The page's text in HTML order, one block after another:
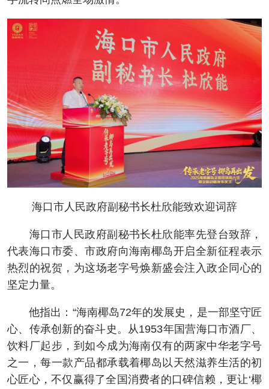
海口市人民政府副秘书长杜欣能致欢迎词辞
海口市人民政府副秘书长杜欣能率先登台致辞，
代表海口市委、市政府向海南椰岛开启全新征程表示
热烈的祝贺，为这场老字号焕新盛会注入政企同心的
坚定力量。
他指出：“海南椰岛72年的发展史，是一部坚守匠
心、传承创新的奋斗史。从1953年国营海口市酒厂、
饮料厂起步，到如今成为海南仅有的两家中华老字号
之一，每一款产品都承载着椰岛以天然滋养生活的初
心匠心，不仅赢得了全国消费者的口碑信赖，更让‘椰